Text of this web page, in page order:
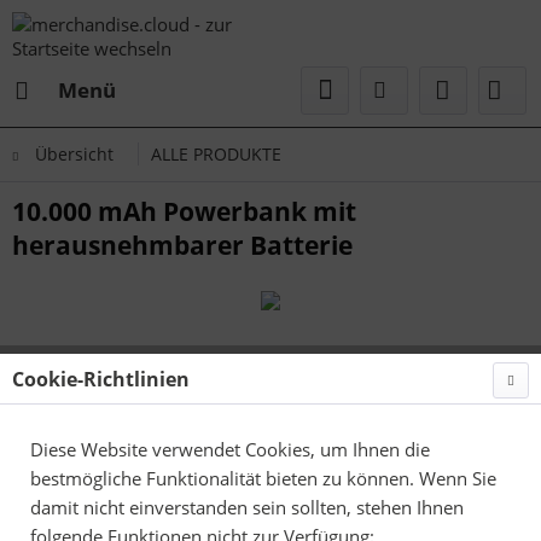
Menü
Übersicht ALLE PRODUKTE
10.000 mAh Powerbank mit
herausnehmbarer Batterie
Cookie-Richtlinien
Diese Website verwendet Cookies, um Ihnen die
bestmögliche Funktionalität bieten zu können. Wenn Sie
damit nicht einverstanden sein sollten, stehen Ihnen
folgende Funktionen nicht zur Verfügung: